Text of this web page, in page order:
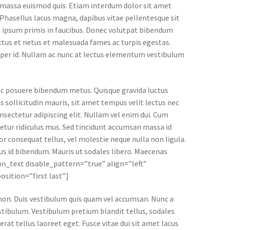
euismod quis. Etiam interdum dolor sit amet
lacus magna, dapibus vitae pellentesque sit
primis in faucibus. Donec volutpat bibendum
et netus et malesuada fames ac turpis egestas.
id. Nullam ac nunc at lectus elementum vestibulum
bibendum metus. Quisque gravida luctus
sollicitudin mauris, sit amet tempus velit lectus nec
adipiscing elit. Nullam vel enim dui. Cum
ridiculus mus. Sed tincidunt accumsan massa id
consequat tellus, vel molestie neque nulla non ligula.
bibendum. Mauris ut sodales libero. Maecenas
disable_pattern=”true” align=”left”
last”]
Duis vestibulum quis quam vel accumsan. Nunc a
Vestibulum pretium blandit tellus, sodales
tellus laoreet eget. Fusce vitae dui sit amet lacus